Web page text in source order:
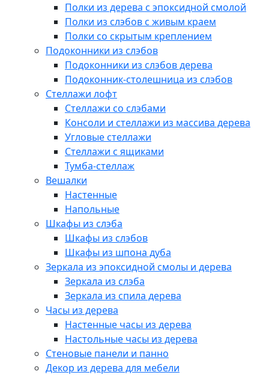
Полки из дерева с эпоксидной смолой
Полки из слэбов с живым краем
Полки со скрытым креплением
Подоконники из слэбов
Подоконники из слэбов дерева
Подоконник-столешница из слэбов
Стеллажи лофт
Стеллажи со слэбами
Консоли и стеллажи из массива дерева
Угловые стеллажи
Стеллажи с ящиками
Тумба-стеллаж
Вешалки
Настенные
Напольные
Шкафы из слэба
Шкафы из слэбов
Шкафы из шпона дуба
Зеркала из эпоксидной смолы и дерева
Зеркала из слэба
Зеркала из спила дерева
Часы из дерева
Настенные часы из дерева
Настольные часы из дерева
Стеновые панели и панно
Декор из дерева для мебели